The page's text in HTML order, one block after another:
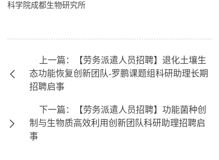
科学院成都生物研究所
上一篇：【劳务派遣人员招聘】退化土壤生
态功能恢复创新团队-罗鹏课题组科研助理长期
招聘启事
下一篇：【劳务派遣人员招聘】功能菌种创
制与生物质高效利用创新团队科研助理招聘启
事